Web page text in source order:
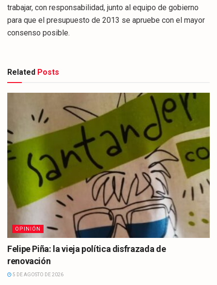
trabajar, con responsabilidad, junto al equipo de gobierno
para que el presupuesto de 2013 se apruebe con el mayor
consenso posible.
Related Posts
OPINIÓN
Felipe Piña: la vieja política disfrazada de
renovación
5 DE AGOSTO DE 2026